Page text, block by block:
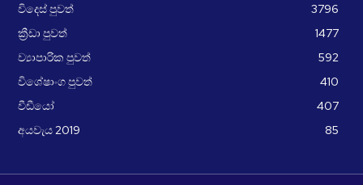
විදෙස් පුවත්
3796
ක්‍රීඩා පුවත්
1477
ව්‍යාපාරික පුවත්
592
විශේෂාංග පුවත්
410
වීඩීයෝ
407
අයවැය 2019
85